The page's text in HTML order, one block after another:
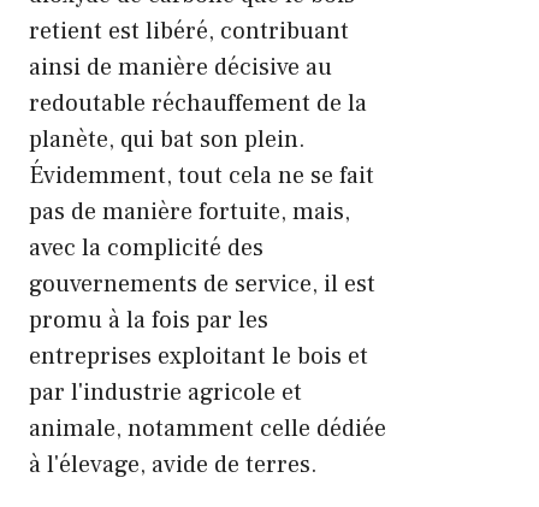
retient est libéré, contribuant
ainsi de manière décisive au
redoutable réchauffement de la
planète, qui bat son plein.
Évidemment, tout cela ne se fait
pas de manière fortuite, mais,
avec la complicité des
gouvernements de service, il est
promu à la fois par les
entreprises exploitant le bois et
par l'industrie agricole et
animale, notamment celle dédiée
à l'élevage, avide de terres.